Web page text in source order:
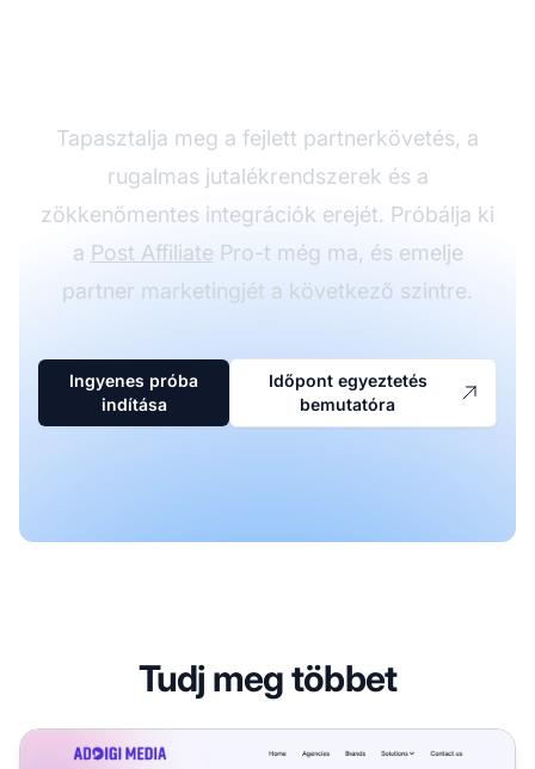
Tapasztalja meg a fejlett partnerkövetés, a
rugalmas jutalékrendszerek és a
zökkenőmentes integrációk erejét. Próbálja ki
a Post Affiliate Pro-t még ma, és emelje
partner marketingjét a következő szintre.
Ingyenes próba
indítása
Időpont egyeztetés
bemutatóra
Tudj meg többet
AdDigi Partnerprogram